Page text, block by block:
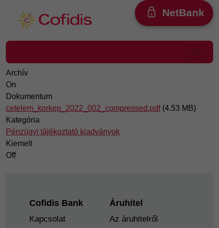
NetBank
Archív
On
Dokumentum
cetelem_korkep_2022_002_compressed.pdf (4.53 MB)
Kategória
Pénzügyi tájékoztató kiadványok
Kiemelt
Off
Footer
Cofidis Bank
Kapcsolat
Áruhitel
Az áruhitelről